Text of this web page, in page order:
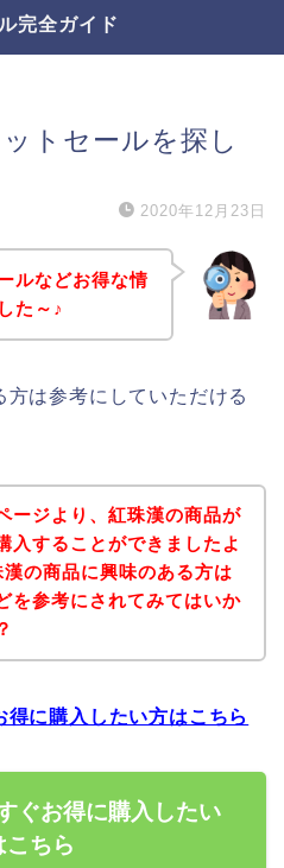
完全ガイド
トセールを探し
2020年12月23日
ルなどお得な情
た～♪
は参考にしていただける
ージより、紅珠漢の商品が
入することができましたよ
の商品に興味のある方は
を参考にされてみてはいか
に購入したい方はこちら
ぐお得に購入したい
こちら